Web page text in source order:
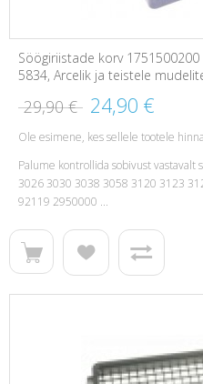
Söögiriistade korv
5834, Arcelik ja teistele
29,90 € 24,90 €
Ole esimene, kes sellele tootele
Palume kontrollida sobivust
3026 3030 3038 3058 3120 3123
92119 2950000 ...